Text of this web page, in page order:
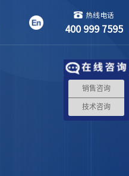
热线电话
400 999 7595
销售咨询
技术咨询